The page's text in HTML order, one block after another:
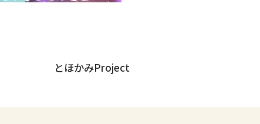
とほかみProject